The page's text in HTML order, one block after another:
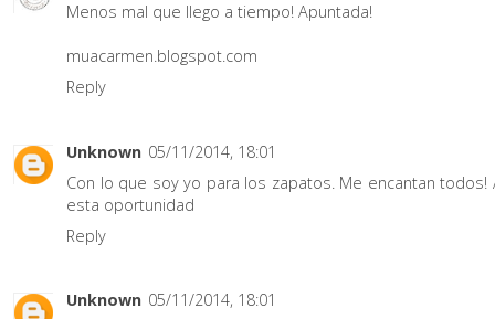
Menos mal que llego a tiempo! Apuntada!
muacarmen.blogspot.com
Reply
Unknown 05/11/2014, 18:01
Con lo que soy yo para los zapatos. Me encantan
esta oportunidad
Reply
Unknown 05/11/2014, 18:01